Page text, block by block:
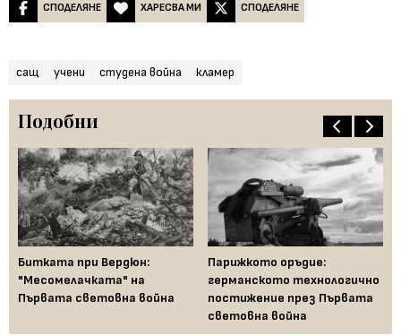
СПОДЕЛЯНЕ ХАРЕСВА МИ СПОДЕЛЯНЕ
сащ учени студена война кламер
Подобни
Битката при Вердюн:
"Месомелачката" на
Първата световна война
Парижкото оръдие:
германското технологично
постижение през Първата
световна война